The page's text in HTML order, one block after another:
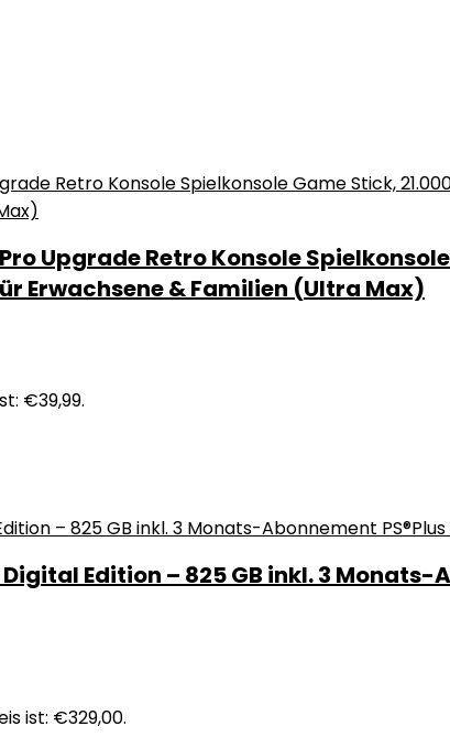
Upgrade Retro Konsole
Erwachsene & Familien (Ultra Max)
€39,99.
Edition – 825 GB inkl. 3 Monats-
ist: €329,00.